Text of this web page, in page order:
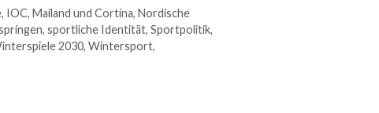
, IOC, Mailand und Cortina, Nordische
, sportliche Identität, Sportpolitik,
2030, Wintersport,